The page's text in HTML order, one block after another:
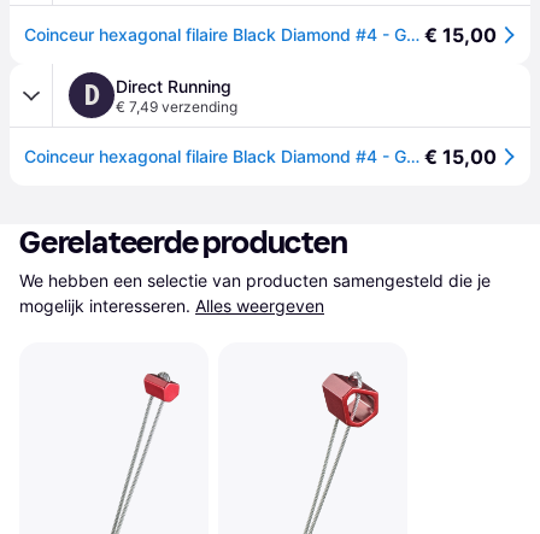
Coinceur hexagonal filaire Black Diamond #4 - Gris € 15,00
D Direct Running
€ 7,49 verzending
Coinceur hexagonal filaire Black Diamond #4 - Gris € 15,00
Gerelateerde producten
We hebben een selectie van producten samengesteld die je
mogelijk interesseren. Alles weergeven